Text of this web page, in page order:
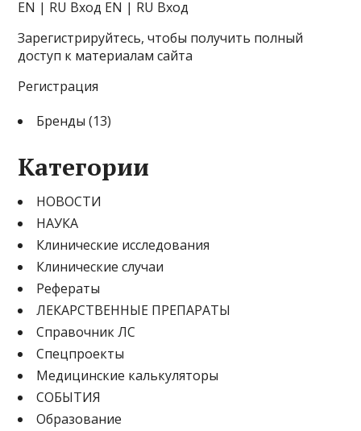
EN | RU Вход EN | RU Вход
Зарегистрируйтесь, чтобы получить полный
доступ к материалам сайта
Регистрация
Бренды (13)
Категории
НОВОСТИ
НАУКА
Клинические исследования
Клинические случаи
Рефераты
ЛЕКАРСТВЕННЫЕ ПРЕПАРАТЫ
Cправочник ЛС
Спецпроекты
Медицинские калькуляторы
СОБЫТИЯ
Образование